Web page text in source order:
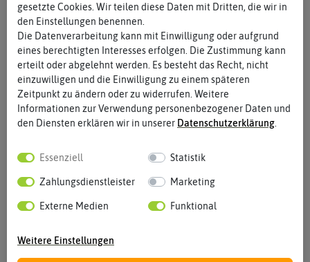
gesetzte Cookies. Wir teilen diese Daten mit Dritten, die wir in
den Einstellungen benennen.
Die Datenverarbeitung kann mit Einwilligung oder aufgrund
eines berechtigten Interesses erfolgen. Die Zustimmung kann
erteilt oder abgelehnt werden. Es besteht das Recht, nicht
einzuwilligen und die Einwilligung zu einem späteren
Zeitpunkt zu ändern oder zu widerrufen. Weitere
Informationen zur Verwendung personenbezogener Daten und
den Diensten erklären wir in unserer Daten­schutz­erklärung
Essenziell Statistik
Zahlungsdienstleister Marketing
Externe Medien Funktional
Weitere Einstellungen